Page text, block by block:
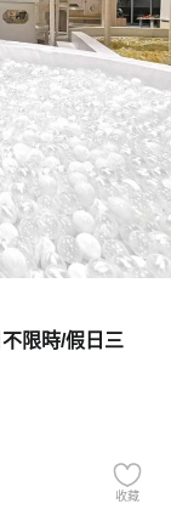
限時/假日三
收藏